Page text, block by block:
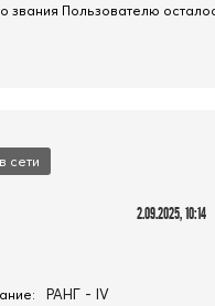
звания Пользователю
сети
2.09.2025, 10:14
РАНГ - IV